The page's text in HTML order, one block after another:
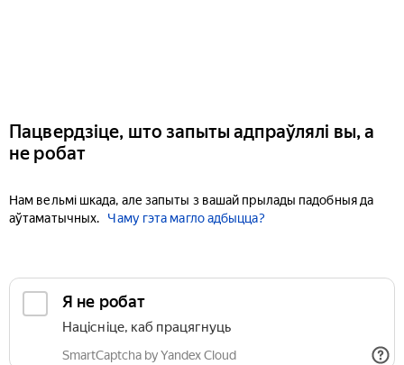
Пацвердзіце, што запыты адпраўлялі вы, а
не робат
Нам вельмі шкада, але запыты з вашай прылады падобныя да
аўтаматычных.
Чаму гэта магло адбыцца?
Я не робат
Націсніце, каб працягнуць
SmartCaptcha by Yandex Cloud